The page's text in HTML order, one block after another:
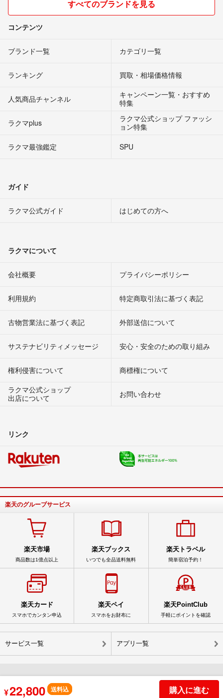
¥22,800 送料込 購入に進む
すべてのブランドを見る
コンテンツ
ブランド一覧 カテゴリ一覧
ランキング 買取・相場価格情報
人気商品チャンネル
キャンペーン一覧・おすすめ
特集
ラクマplus
ラクマ公式ショップ ファッシ
ョン特集
ラクマ最強鑑定
SPU
ガイド
ラクマ公式ガイド はじめての方へ
ラクマについて
会社概要 プライバシーポリシー
利用規約 特定商取引法に基づく表記
古物営業法に基づく表記 外部送信について
サステナビリティメッセージ 安心・安全のための取り組み
権利侵害について
商標権について
ラクマ公式ショップ
出店について
お問い合わせ
リンク
楽天のグループサービス
楽天市場
商品数は1億点以上
楽天ブックス
いつでも全品送料無料
楽天トラベル
簡単宿泊予約！
楽天カード
スマホでカンタン申込
楽天ペイ
スマホをお財布に
楽天PointClub
手軽にポイントを確認
サービス一覧 アプリ一覧